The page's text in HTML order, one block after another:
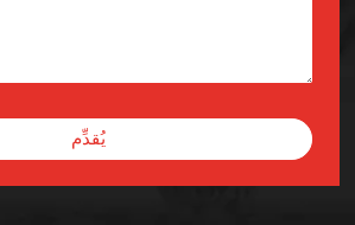
يُقدِّم